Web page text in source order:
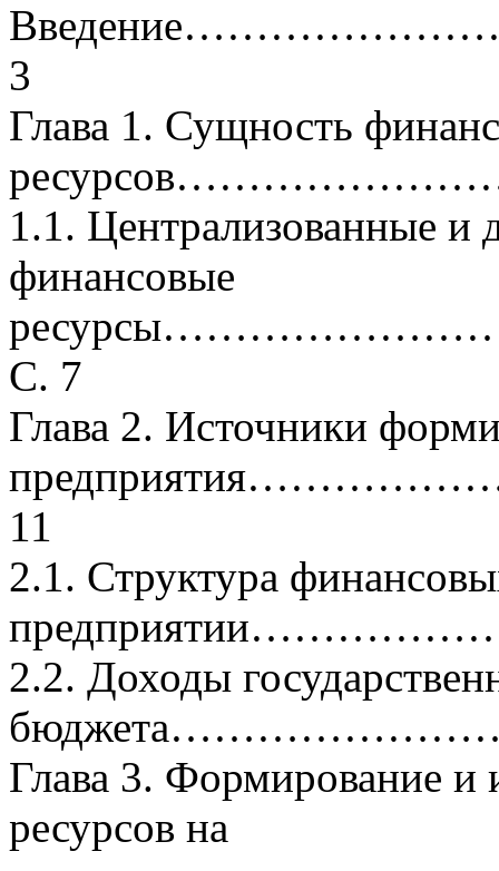
3
Глава 1. Сущность
1.1. Централизованные и
финансовые
С. 7
Глава 2. Источники
11
2.1. Структура
2.2. Доходы
Глава 3. Формирование и
ресурсов на